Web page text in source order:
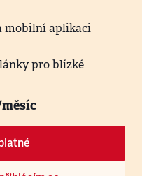
mobilní aplikaci
pro blízké